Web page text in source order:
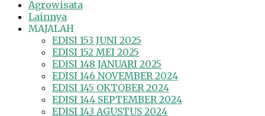
Agrowisata
Lainnya
MAJALAH
EDISI 153 JUNI 2025
EDISI 152 MEI 2025
EDISI 148 JANUARI 2025
EDISI 146 NOVEMBER 2024
EDISI 145 OKTOBER 2024
EDISI 144 SEPTEMBER 2024
EDISI 143 AGUSTUS 2024